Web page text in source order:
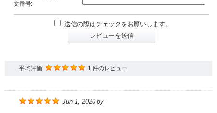
文番号:
送信の際はチェックをお願いします。
レビューを送信
平均評価 1 件のレビュー
Jun 1, 2020by-